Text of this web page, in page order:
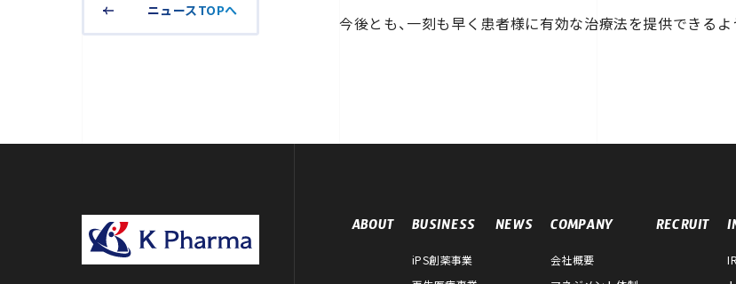
ニュースTOPへ
今後とも、一刻も早く患者様に有効な治療法を提供できる
ABOUT BUSINESS
iPS創薬事業
NEWS COMPANY
会社概要
RECRUIT